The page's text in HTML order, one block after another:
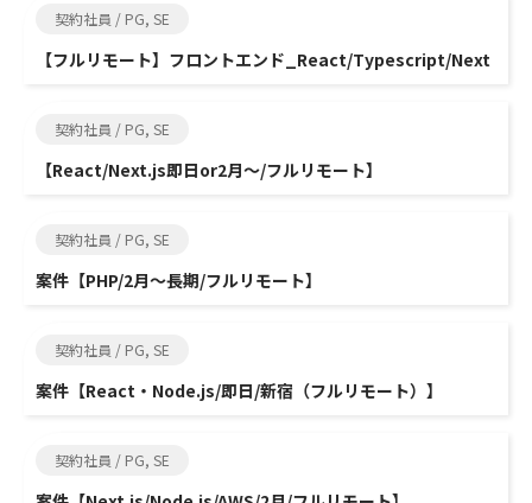
契約社員 / PG, SE
【フルリモート】フロントエンド_React/Typescript/Next
契約社員 / PG, SE
【React/Next.js即日or2月～/フルリモート】
契約社員 / PG, SE
案件【PHP/2月～長期/フルリモート】
契約社員 / PG, SE
案件【React・Node.js/即日/新宿（フルリモート）】
契約社員 / PG, SE